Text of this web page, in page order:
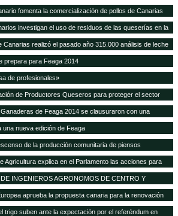
artesanales
fomenta la comercialización de pollos de Canarias
investigan el uso de residuos de las queserías en la
ganado caprino
Canarias realizó el pasado año 315.000 análisis de leche
Islas
prepara para Feaga 2014
de profesionales»
de Productores Queseros para proteger el sector
de Feaga 2014 se clausuraron con una
respeto del reglamento europeo sobre el POSEI
una nueva edición de Feaga
de la producción comunitaria de piensos
2014
Agricultura explica en el Parlamento las acciones para
de la ganadería canaria
INGENIEROS AGRONOMOS DE CENTRO Y
una sesión gratuita sobre Bioseguridad y gestión de
en ganadería
aprueba la propuesta canaria para la renovación
trigo suben ante la expectación por el referéndum en